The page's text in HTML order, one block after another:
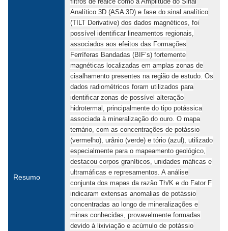
Resumo
Analítico 3D (ASA 3D) e fase do sinal analítico
(TILT Derivative) dos dados magnéticos, foi
possível identificar lineamentos regionais,
associados aos efeitos das Formações
Ferríferas Bandadas (BIF’s) fortemente
magnéticas localizadas em amplas zonas de
cisalhamento presentes na região de estudo. Os
dados radiométricos foram utilizados para
identificar zonas de possível alteração
hidrotermal, principalmente do tipo potássica
associada à mineralização do ouro. O mapa
ternário, com as concentrações de potássio
(vermelho), urânio (verde) e tório (azul), utilizado
especialmente para o mapeamento geológico,
destacou corpos graníticos, unidades máficas e
ultramáficas e represamentos. A análise
conjunta dos mapas da razão Th/K e do Fator F
indicaram extensas anomalias de potássio
concentradas ao longo de mineralizações e
minas conhecidas, provavelmente formadas
devido à lixiviação e acúmulo de potássio